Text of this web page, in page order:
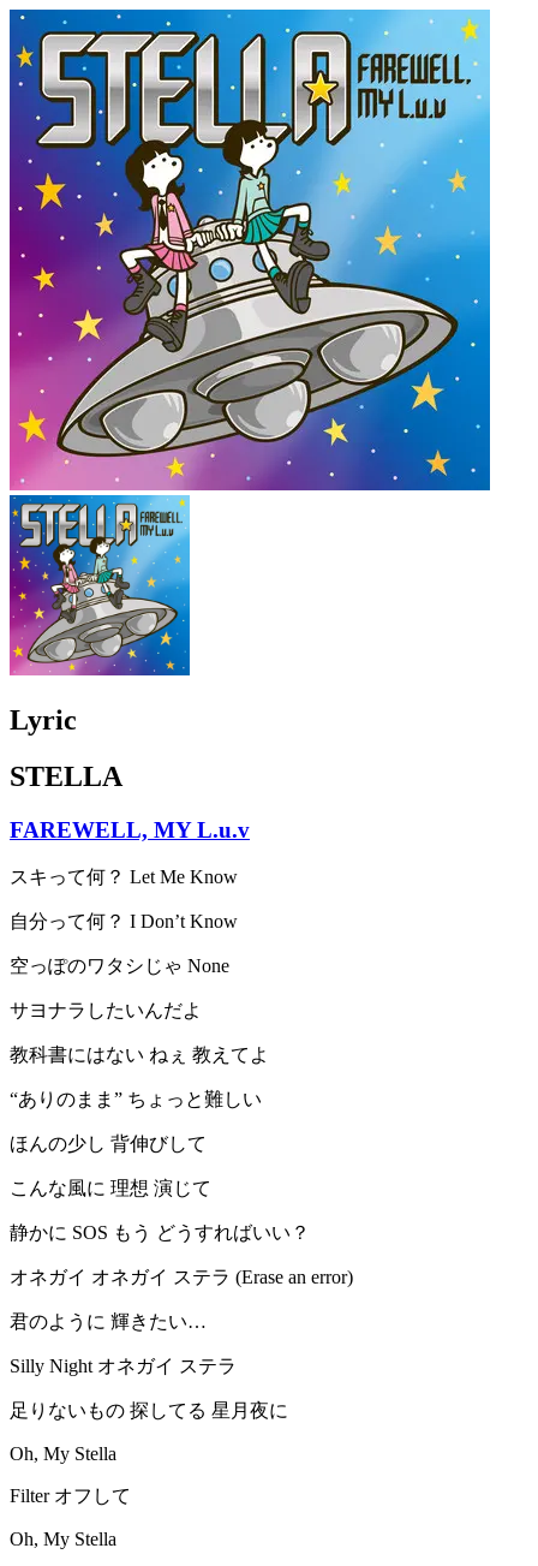
Lyric
STELLA
FAREWELL, MY L.u.v
スキって何？ Let Me Know
自分って何？ I Don’t Know
空っぽのワタシじゃ None
サヨナラしたいんだよ
教科書にはない ねぇ 教えてよ
“ありのまま” ちょっと難しい
ほんの少し 背伸びして
こんな風に 理想 演じて
静かに SOS もう どうすればいい？
オネガイ オネガイ ステラ (Erase an error)
君のように 輝きたい…
Silly Night オネガイ ステラ
足りないもの 探してる 星月夜に
Oh, My Stella
Filter オフして
Oh, My Stella